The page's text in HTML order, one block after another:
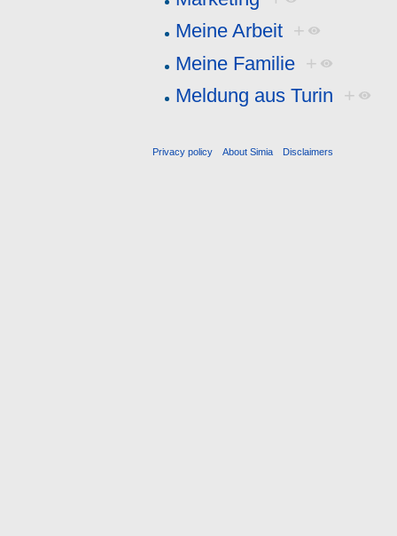
Meine Arbeit +
Meine Familie +
Meldung aus Turin +
Privacy policy About Simia Disclaimers